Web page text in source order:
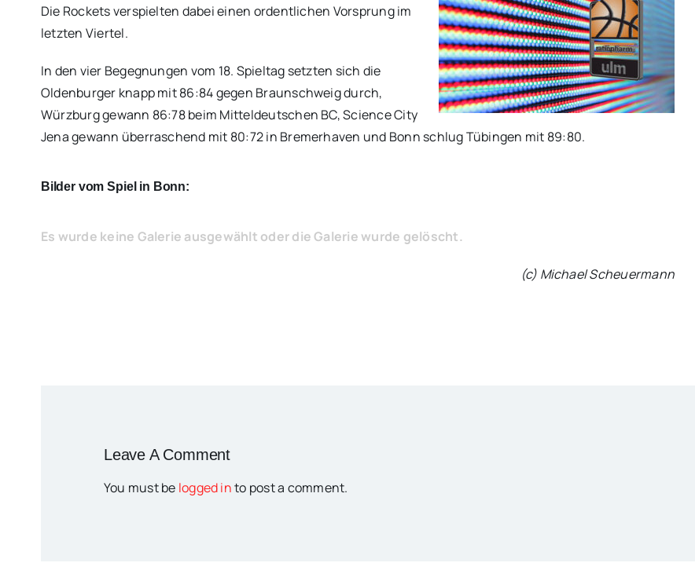
Die Rockets verspielten dabei einen ordentlichen Vorsprung im
letzten Viertel.
In den vier Begegnungen vom 18. Spieltag setzten sich die
Oldenburger knapp mit 86:84 gegen Braunschweig durch,
Würzburg gewann 86:78 beim Mitteldeutschen BC, Science City
Jena gewann überraschend mit 80:72 in Bremerhaven und Bonn schlug Tübingen mit 89:80.
Bilder vom Spiel in Bonn:
Es wurde keine Galerie ausgewählt oder die Galerie wurde gelöscht.
(c) Michael Scheuermann
Leave A Comment
You must be logged into post a comment.